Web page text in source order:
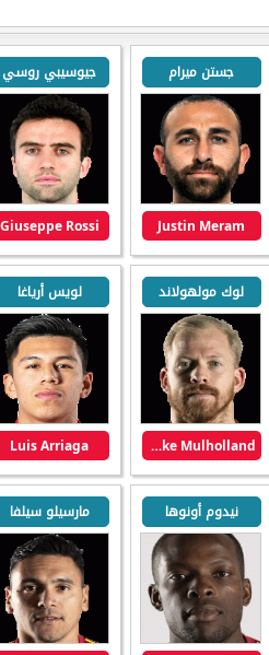
جستن ميرام
Justin Meram
جيوسيبي روسي
Giuseppe Rossi
لوك مولهولاند
Luke Mulholland
لويس أرياغا
Luis Arriaga
نيدوم أونوها مارسيلو سيلفا